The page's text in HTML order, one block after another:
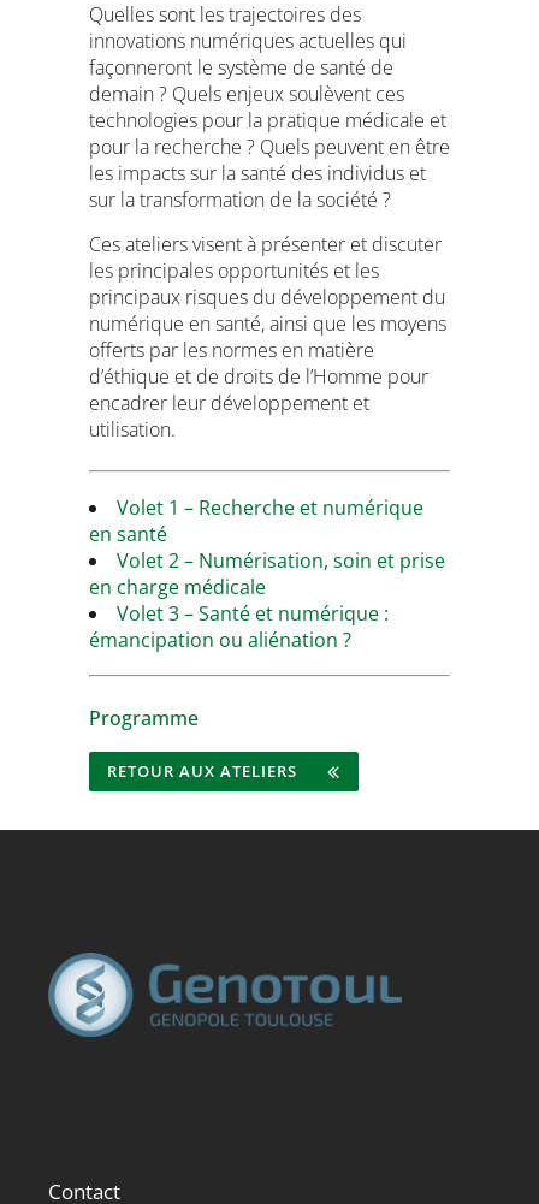
Quelles sont les trajectoires des
innovations numériques actuelles qui
façonneront le système de santé de
demain ? Quels enjeux soulèvent ces
technologies pour la pratique médicale et
pour la recherche ? Quels peuvent en être
les impacts sur la santé des individus et
sur la transformation de la société ?
Ces ateliers visent à présenter et discuter
les principales opportunités et les
principaux risques du développement du
numérique en santé, ainsi que les moyens
offerts par les normes en matière
d’éthique et de droits de l’Homme pour
encadrer leur développement et
utilisation.
Volet 1 – Recherche et numérique
en santé
Volet 2 – Numérisation, soin et prise
en charge médicale
Volet 3 – Santé et numérique :
émancipation ou aliénation ?
Programme
RETOUR AUX ATELIERS
Contact